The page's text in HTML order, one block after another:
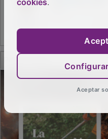
PUBLICIDAD
cookies.
Aceptar